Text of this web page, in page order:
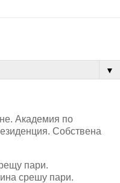
▼
Академия по
Собствена
пари.
срешу пари.